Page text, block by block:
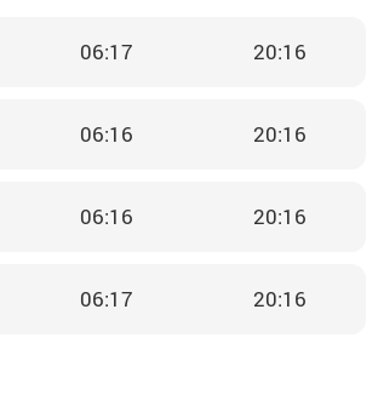
06:17 20:16
06:16 20:16
06:16 20:16
06:17 20:16